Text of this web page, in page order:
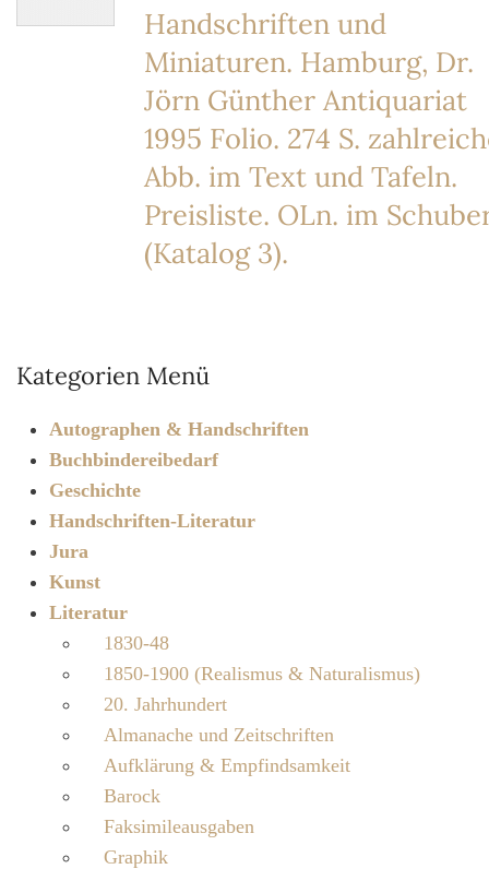
Handschriften und
Miniaturen. Hamburg, Dr.
Jörn Günther Antiquariat
1995 Folio. 274 S.
Abb. im Text und Tafeln.
Preisliste. OLn. im
(Katalog 3).
Kategorien Menü
Autographen & Handschriften
Buchbindereibedarf
Geschichte
Handschriften-Literatur
Jura
Kunst
Literatur
1830-48
1850-1900 (Realismus & Naturalismus)
20. Jahrhundert
Almanache und Zeitschriften
Aufklärung & Empfindsamkeit
Barock
Faksimileausgaben
Graphik